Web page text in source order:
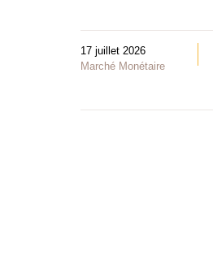
17 juillet 2026
Marché Monétaire